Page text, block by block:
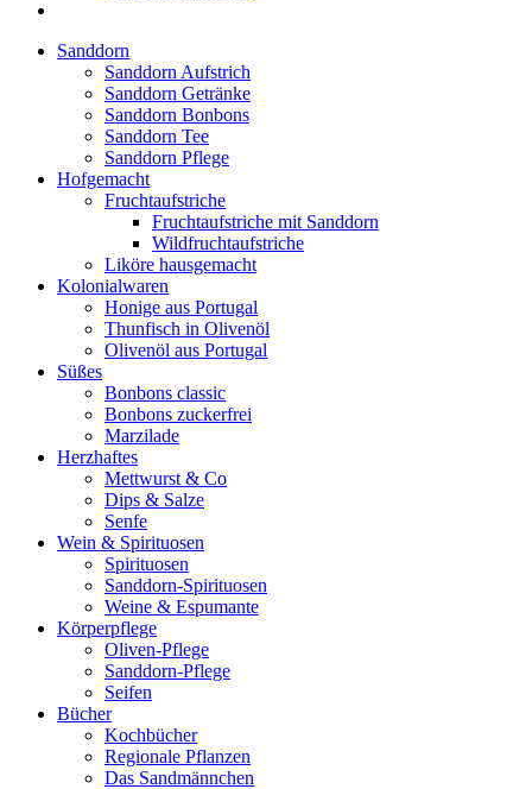
Sanddorn
Sanddorn Aufstrich
Sanddorn Getränke
Sanddorn Bonbons
Sanddorn Tee
Sanddorn Pflege
Hofgemacht
Fruchtaufstriche
Fruchtaufstriche mit Sanddorn
Wildfruchtaufstriche
Liköre hausgemacht
Kolonialwaren
Honige aus Portugal
Thunfisch in Olivenöl
Olivenöl aus Portugal
Süßes
Bonbons classic
Bonbons zuckerfrei
Marzilade
Herzhaftes
Mettwurst & Co
Dips & Salze
Senfe
Wein & Spirituosen
Spirituosen
Sanddorn-Spirituosen
Weine & Espumante
Körperpflege
Oliven-Pflege
Sanddorn-Pflege
Seifen
Bücher
Kochbücher
Regionale Pflanzen
Das Sandmännchen